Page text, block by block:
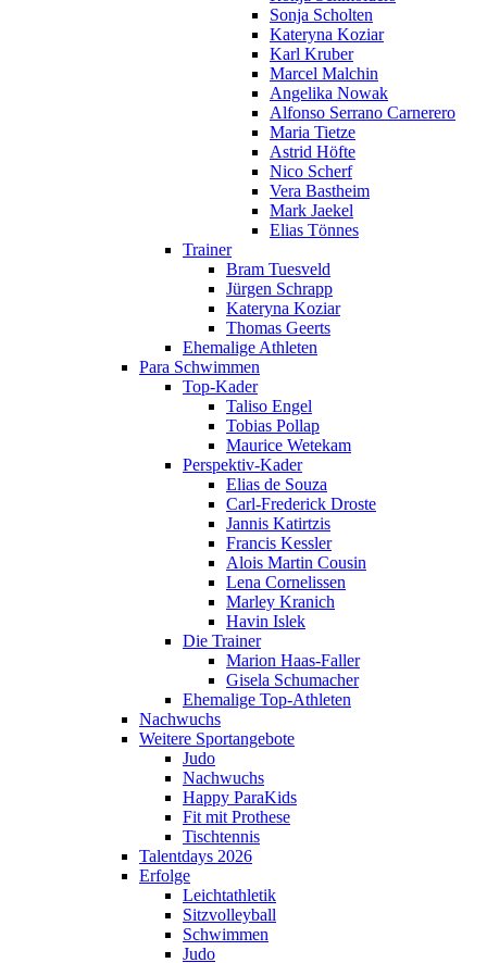
Sonja Scholten
Kateryna Koziar
Karl Kruber
Marcel Malchin
Angelika Nowak
Alfonso Serrano Carnerero
Maria Tietze
Astrid Höfte
Nico Scherf
Vera Bastheim
Mark Jaekel
Elias Tönnes
Trainer
Bram Tuesveld
Jürgen Schrapp
Kateryna Koziar
Thomas Geerts
Ehemalige Athleten
Para Schwimmen
Top-Kader
Taliso Engel
Tobias Pollap
Maurice Wetekam
Perspektiv-Kader
Elias de Souza
Carl-Frederick Droste
Jannis Katirtzis
Francis Kessler
Alois Martin Cousin
Lena Cornelissen
Marley Kranich
Havin Islek
Die Trainer
Marion Haas-Faller
Gisela Schumacher
Ehemalige Top-Athleten
Nachwuchs
Weitere Sportangebote
Judo
Nachwuchs
Happy ParaKids
Fit mit Prothese
Tischtennis
Talentdays 2026
Erfolge
Leichtathletik
Sitzvolleyball
Schwimmen
Judo